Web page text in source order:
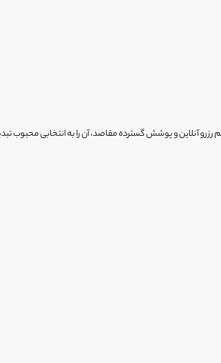
آنلاین و پوشش گسترده مقاصد، آن را به انتخابی محبوب